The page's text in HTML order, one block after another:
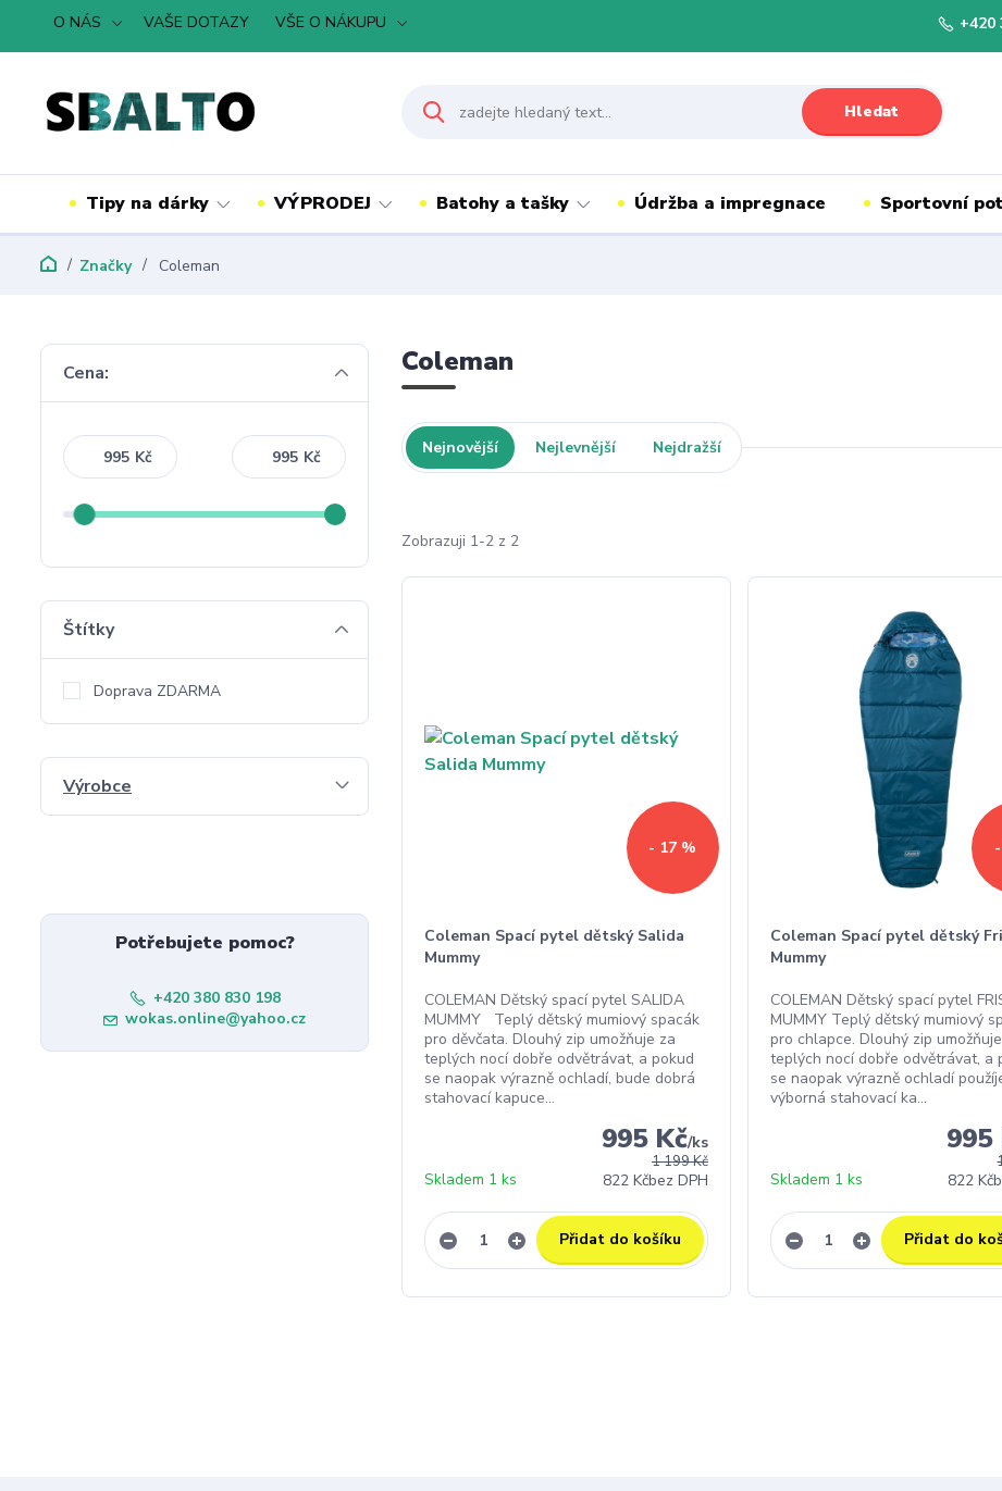
O NÁS VAŠE DOTAZY VŠE O NÁKUPU
Hledat
+420
Tipy na dárky VÝPRODEJ Batohy a tašky Údržba a impregnace Sportovní
Značky Coleman
Coleman
Nejnovější Nejlevnější Nejdražší
Zobrazuji 1-2 z 2
- 17 %
Coleman Spací pytel dětský Salida
Mummy
COLEMAN Dětský spací pytel SALIDA
MUMMY Teplý dětský mumiový spacák
pro děvčata. Dlouhý zip umožňuje za
teplých nocí dobře odvětrávat, a pokud
se naopak výrazně ochladí, bude dobrá
stahovací kapuce...
1 199 Kč
995 Kč/ks
822 Kčbez DPH
Skladem 1 ks
Přidat do košíku
Coleman Spací pytel dětský
Mummy
COLEMAN Dětský spací pytel
MUMMY Teplý dětský mumiový
pro chlapce. Dlouhý zip
teplých nocí dobře odvětrávat, a
se naopak výrazně ochladí
výborná stahovací ka...
995
822 Kč
Skladem 1 ks
Přidat do
Cena:
Kč Kč
Štítky
Doprava ZDARMA
Výrobce
Potřebujete pomoc?
+420 380 830 198
wokas.online@yahoo.cz